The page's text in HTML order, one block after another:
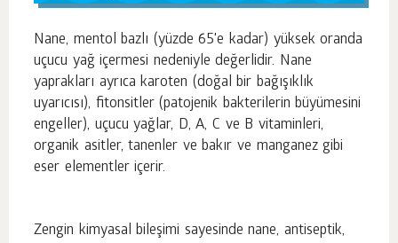
Nane, mentol bazlı (yüzde 65'e kadar) yüksek oranda
uçucu yağ içermesi nedeniyle değerlidir. Nane
yaprakları ayrıca karoten (doğal bir bağışıklık
uyarıcısı), fitonsitler (patojenik bakterilerin büyümesini
engeller), uçucu yağlar, D, A, C ve B vitaminleri,
organik asitler, tanenler ve bakır ve manganez gibi
eser elementler içerir.
Zengin kimyasal bileşimi sayesinde nane, antiseptik,